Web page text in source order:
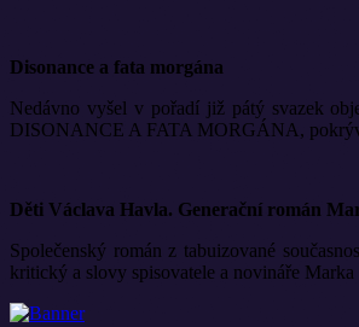
Disonance a fata morgána
Nedávno vyšel v pořadí již pátý svazek
DISONANCE A FATA MORGÁNA,
Děti Václava Havla. Generační román
Společenský román z tabuizované
kritický a slovy spisovatele a novináře